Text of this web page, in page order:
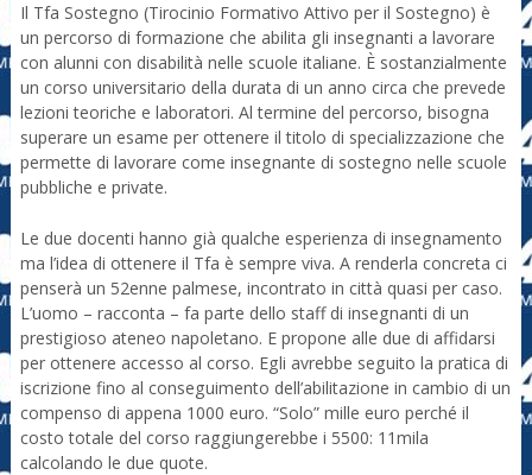
Il Tfa Sostegno (Tirocinio Formativo Attivo per il Sostegno) è
un percorso di formazione che abilita gli insegnanti a lavorare
con alunni con disabilità nelle scuole italiane. È sostanzialmente
un corso universitario della durata di un anno circa che prevede
lezioni teoriche e laboratori. Al termine del percorso, bisogna
superare un esame per ottenere il titolo di specializzazione che
permette di lavorare come insegnante di sostegno nelle scuole
pubbliche e private.
Le due docenti hanno già qualche esperienza di insegnamento
ma l’idea di ottenere il Tfa è sempre viva. A renderla concreta ci
penserà un 52enne palmese, incontrato in città quasi per caso.
L’uomo – racconta – fa parte dello staff di insegnanti di un
prestigioso ateneo napoletano. E propone alle due di affidarsi
per ottenere accesso al corso. Egli avrebbe seguito la pratica di
iscrizione fino al conseguimento dell’abilitazione in cambio di un
compenso di appena 1000 euro. “Solo” mille euro perché il
costo totale del corso raggiungerebbe i 5500: 11mila
calcolando le due quote.